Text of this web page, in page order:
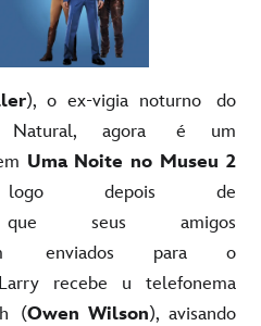
), o ex-vigia noturno do
Natural, agora é um
Uma Noite no Museu 2
depois de
seus amigos
enviados para o
recebe u telefonema
(Owen Wilson), avisando